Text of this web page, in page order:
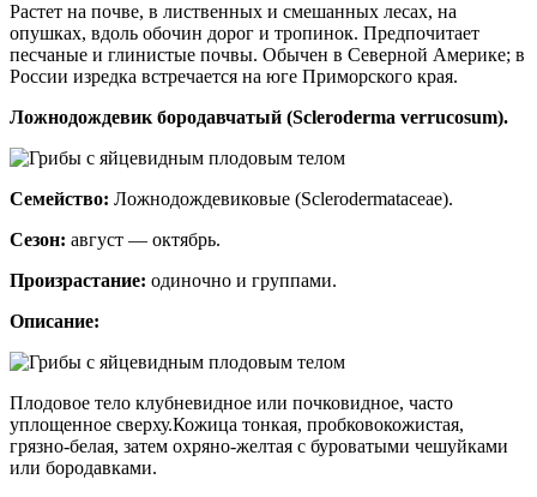
Растет на почве, в лиственных и смешанных лесах, на
опушках, вдоль обочин дорог и тропинок. Предпочитает
песчаные и глинистые почвы. Обычен в Северной Америке; в
России изредка встречается на юге Приморского края.
Ложнодождевик бородавчатый (Scleroderma verrucosum).
Семейство: Ложнодождевиковые (Sclerodermataceae).
Сезон: август — октябрь.
Произрастание: одиночно и группами.
Описание:
Плодовое тело клубневидное или почковидное, часто
уплощенное сверху.Кожица тонкая, пробковокожистая,
грязно-белая, затем охряно-желтая с буроватыми чешуйками
или бородавками.